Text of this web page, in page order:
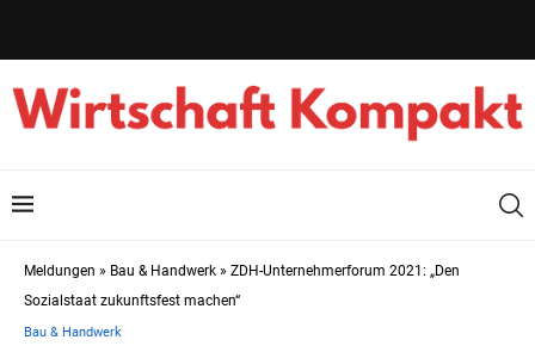
Meldungen » Bau & Handwerk » ZDH-Unternehmerforum 2021: „Den
Sozialstaat zukunftsfest machen“
Bau & Handwerk